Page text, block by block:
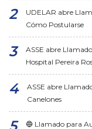
UDELAR abre
Cómo Postularse
ASSE abre
Hospital Pereira
ASSE abre
Canelones
🔵 Llamado para